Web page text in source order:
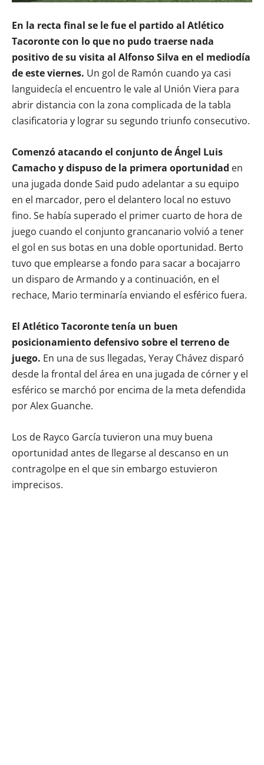
En la recta final se le fue el partido al Atlético
Tacoronte con lo que no pudo traerse nada
positivo de su visita al Alfonso Silva en el mediodía
de este viernes. Un gol de Ramón cuando ya casi
languidecía el encuentro le vale al Unión Viera para
abrir distancia con la zona complicada de la tabla
clasificatoria y lograr su segundo triunfo consecutivo.
Comenzó atacando el conjunto de Ángel Luis
Camacho y dispuso de la primera oportunidad en
una jugada donde Said pudo adelantar a su equipo
en el marcador, pero el delantero local no estuvo
fino. Se había superado el primer cuarto de hora de
juego cuando el conjunto grancanario volvió a tener
el gol en sus botas en una doble oportunidad. Berto
tuvo que emplearse a fondo para sacar a bocajarro
un disparo de Armando y a continuación, en el
rechace, Mario terminaría enviando el esférico fuera.
El Atlético Tacoronte tenía un buen
posicionamiento defensivo sobre el terreno de
juego. En una de sus llegadas, Yeray Chávez disparó
desde la frontal del área en una jugada de córner y el
esférico se marchó por encima de la meta defendida
por Alex Guanche.
Los de Rayco García tuvieron una muy buena
oportunidad antes de llegarse al descanso en un
contragolpe en el que sin embargo estuvieron
imprecisos.